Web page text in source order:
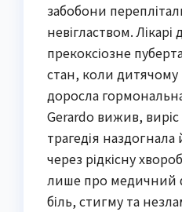
забобони
невіглаством. Лікарі
прекоксіозне
стан, коли дитячому
доросла
Gerardo вижив,
трагедія наздогнала
через рідкісну
лише про медичний
біль, стигму та